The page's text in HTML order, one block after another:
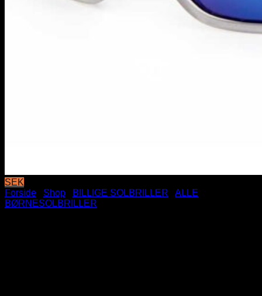
SEK
Forside
Shop BILLIGE SOLBRILLER
ALLE
BØRNESOLBRILLER